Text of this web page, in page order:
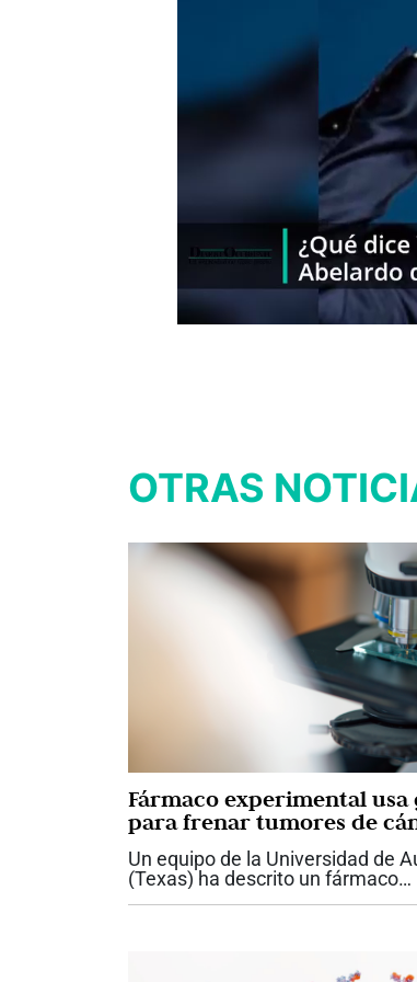
OTRAS
Fármaco experimental usa
para frenar tumores de
ratones
Un equipo de la Universidad de
(Texas) ha descrito un fármaco